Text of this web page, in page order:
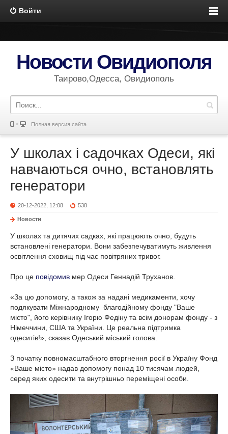
Войти
Новости Овидиополя
Таирово,Одесса, Овидиополь
Полная версия сайта
У школах і садочках Одеси, які
навчаються очно, встановлять
генератори
20-12-2022, 12:08 538
Новости
У школах та дитячих садках, які працюють очно, будуть
встановлені генератори. Вони забезпечуватимуть живлення
освітлення сховищ під час повітряних тривог.
Про це повідомив мер Одеси Геннадій Труханов.
«За цю допомогу, а також за надані медикаменти, хочу
подякувати Міжнародному благодійному фонду "Ваше
місто", його керівнику Ігорю Федіну та всім донорам фонду - з
Німеччини, США та України. Це реальна підтримка
одеситів!», сказав Одеський міський голова.
З початку повномасштабного вторгнення росії в Україну Фонд
«Ваше місто» надав допомогу понад 10 тисячам людей,
серед яких одесити та внутрішньо переміщені особи.